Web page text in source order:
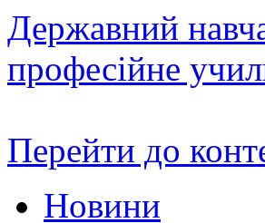
Державний
професійне
Перейти до
Новини